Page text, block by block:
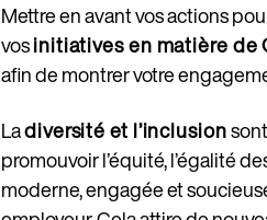
Mettre en avant vos actions
vosinitiatives en matière de
afin de montrer votre
Ladiversité et l’inclusion
promouvoir l’équité, l’égalité
moderne, engagée et